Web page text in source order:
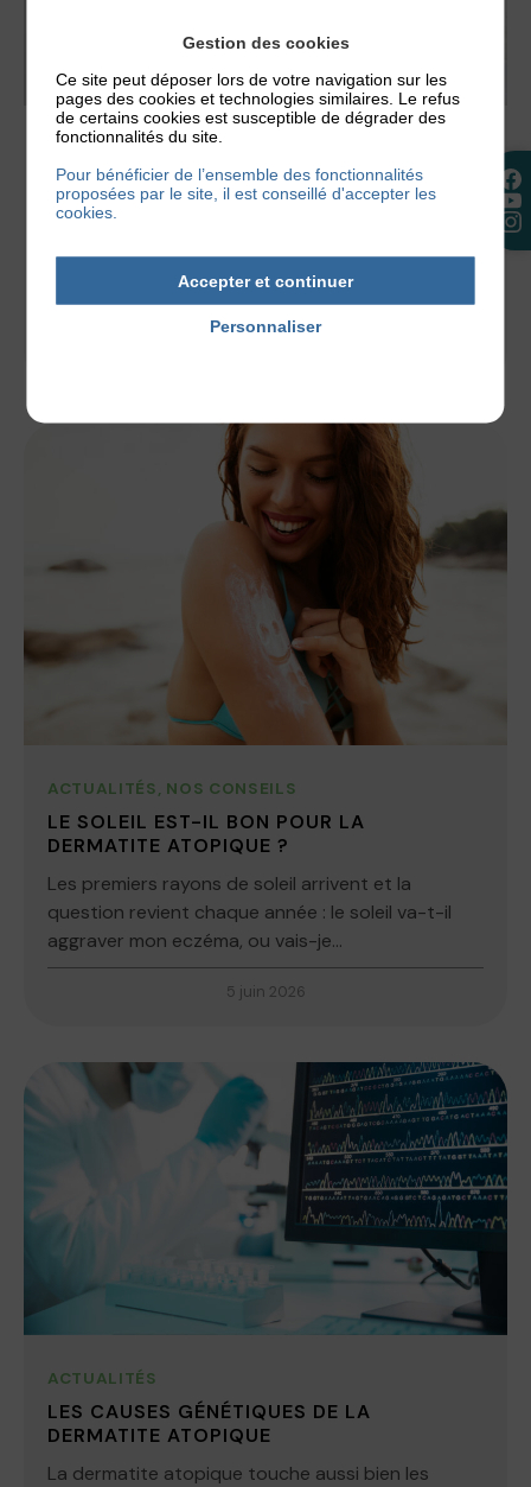
ACTUALITÉS, NOS CONSEILS
QUEL SAVON ET QUEL PH CHOISIR EN CAS
D’ECZÉMA ?
poussée d’eczéma. C’est tout le paradoxe de
l’hygiène quand on a...
ACTUALITÉS, NOS CONSEILS
LE SOLEIL EST-IL BON POUR LA
DERMATITE ATOPIQUE ?
Les premiers rayons de soleil arrivent et la
question revient chaque année : le soleil va-t-il
aggraver mon eczéma, ou vais-je...
5 juin 2026
ACTUALITÉS
LES CAUSES GÉNÉTIQUES DE LA
DERMATITE ATOPIQUE
La dermatite atopique touche aussi bien les
Gestion des cookies
Ce site peut déposer lors de votre navigation sur les
pages des cookies et technologies similaires. Le refus
de certains cookies est susceptible de dégrader des
fonctionnalités du site.
Pour bénéficier de l’ensemble des fonctionnalités
proposées par le site, il est conseillé d'accepter les
cookies.
Accepter et continuer
Personnaliser